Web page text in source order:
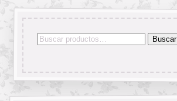
Buscar
Buscar